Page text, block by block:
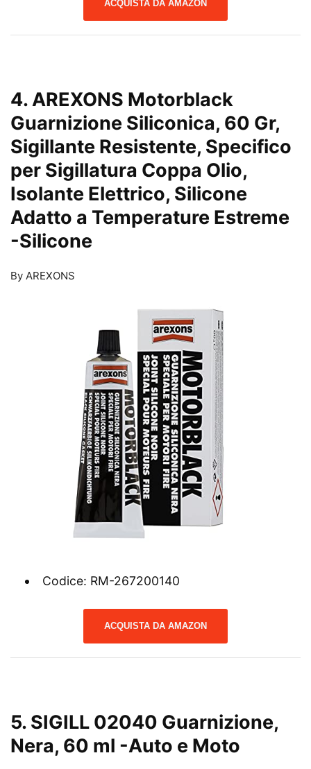
ACQUISTA DA AMAZON
4. AREXONS Motorblack
Guarnizione Siliconica, 60 Gr,
Sigillante Resistente, Specifico
per Sigillatura Coppa Olio,
Isolante Elettrico, Silicone
Adatto a Temperature Estreme
-Silicone
By AREXONS
Codice: RM-267200140
ACQUISTA DA AMAZON
5. SIGILL 02040 Guarnizione,
Nera, 60 ml -Auto e Moto